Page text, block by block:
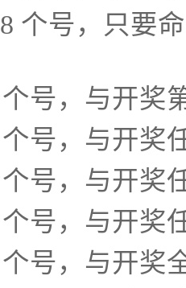
个号，只要
号，与开奖
号，与开奖
号，与开奖
号，与开奖
号，与开奖